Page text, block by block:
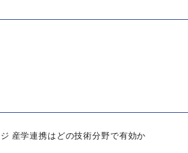
産学連携はどの技術分野で有効か